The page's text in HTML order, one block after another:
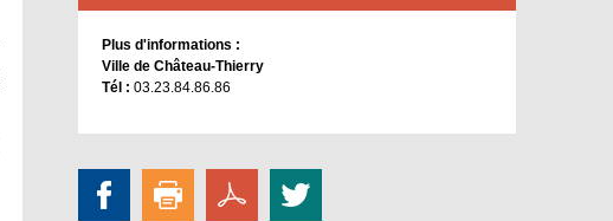
Plus d'informations :
Ville de Château-Thierry
Tél : 03.23.84.86.86